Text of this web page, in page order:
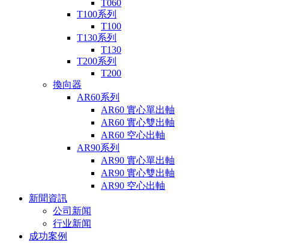
T060
T100系列
T100
T130系列
T130
T200系列
T200
換向器
AR60系列
AR60 實心單出軸
AR60 實心雙出軸
AR60 空心出軸
AR90系列
AR90 實心單出軸
AR90 實心雙出軸
AR90 空心出軸
新聞資訊
公司新闻
行业新闻
成功案例